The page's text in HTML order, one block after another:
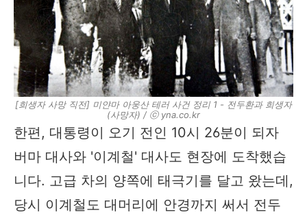
[희생자 사망 직전] 미얀마 아웅산 테러 사건 정리 1 - 전두환과 희생자
(사망자) / ⓒ yna.co.kr
한편, 대통령이 오기 전인 10시 26분이 되자
버마 대사와 '이계철' 대사도 현장에 도착했습
니다. 고급 차의 양쪽에 태극기를 달고 왔는데,
당시 이계철도 대머리에 안경까지 써서 전두